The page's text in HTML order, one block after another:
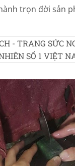
trọn đời sản
- TRANG SỨC
SỐ 1 VIỆT